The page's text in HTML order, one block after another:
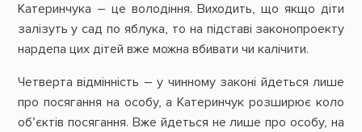
Катеринчука – це володіння. Виходить, що якщо діти
залізуть у сад по яблука, то на підставі законопроекту
нардепа цих дітей вже можна вбивати чи калічити.
Четверта відмінність – у чинному законі йдеться лише
про посягання на особу, а Катеринчук розширює коло
об’єктів посягання. Вже йдеться не лише про особу, на